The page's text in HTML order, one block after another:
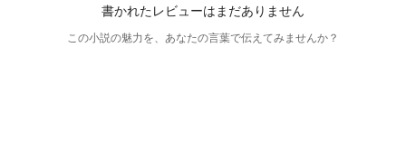
書かれたレビューはまだありません
この小説の魅力を、あなたの言葉で伝えてみませんか？